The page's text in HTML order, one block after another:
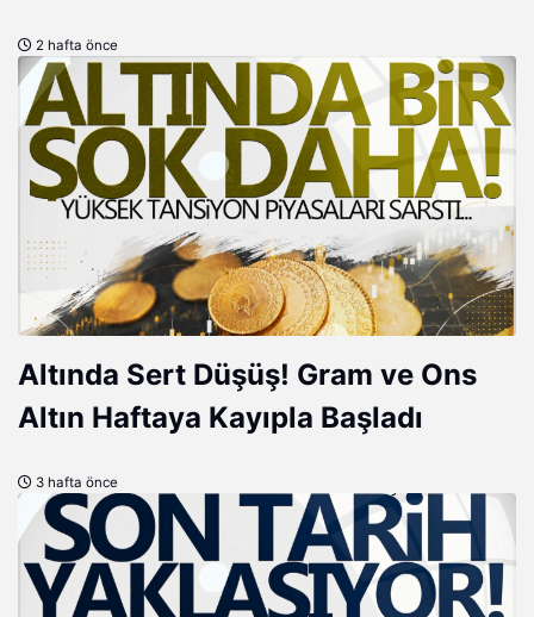
2 hafta önce
Altında Sert Düşüş! Gram ve Ons
Altın Haftaya Kayıpla Başladı
3 hafta önce